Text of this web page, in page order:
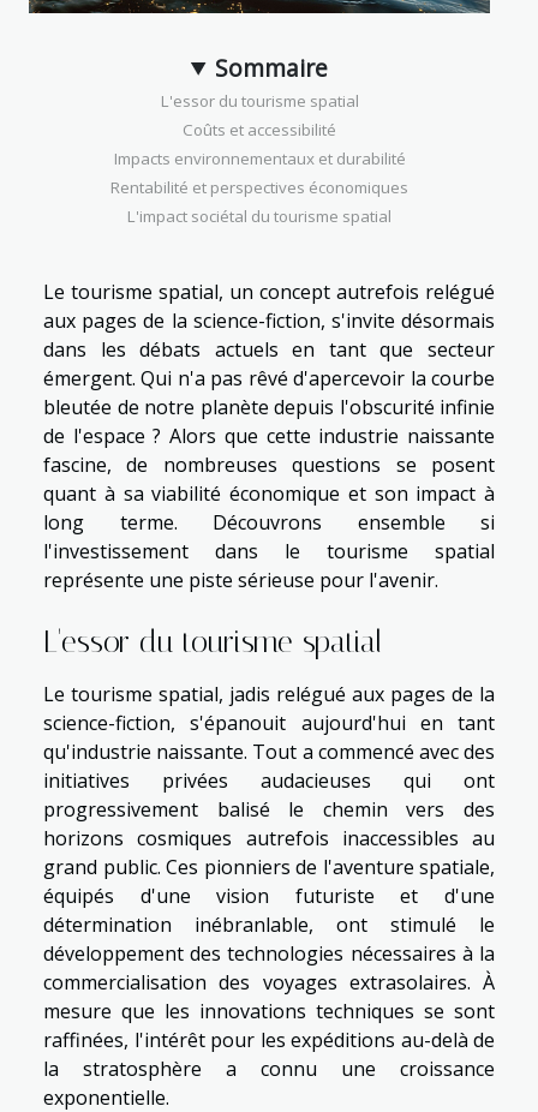
Sommaire
L'essor du tourisme spatial
Coûts et accessibilité
Impacts environnementaux et durabilité
Rentabilité et perspectives économiques
L'impact sociétal du tourisme spatial
Le tourisme spatial, un concept autrefois relégué
aux pages de la science-fiction, s'invite désormais
dans les débats actuels en tant que secteur
émergent. Qui n'a pas rêvé d'apercevoir la courbe
bleutée de notre planète depuis l'obscurité infinie
de l'espace ? Alors que cette industrie naissante
fascine, de nombreuses questions se posent
quant à sa viabilité économique et son impact à
long terme. Découvrons ensemble si
l'investissement dans le tourisme spatial
représente une piste sérieuse pour l'avenir.
L'essor du tourisme spatial
Le tourisme spatial, jadis relégué aux pages de la
science-fiction, s'épanouit aujourd'hui en tant
qu'industrie naissante. Tout a commencé avec des
initiatives privées audacieuses qui ont
progressivement balisé le chemin vers des
horizons cosmiques autrefois inaccessibles au
grand public. Ces pionniers de l'aventure spatiale,
équipés d'une vision futuriste et d'une
détermination inébranlable, ont stimulé le
développement des technologies nécessaires à la
commercialisation des voyages extrasolaires. À
mesure que les innovations techniques se sont
raffinées, l'intérêt pour les expéditions au-delà de
la stratosphère a connu une croissance
exponentielle.